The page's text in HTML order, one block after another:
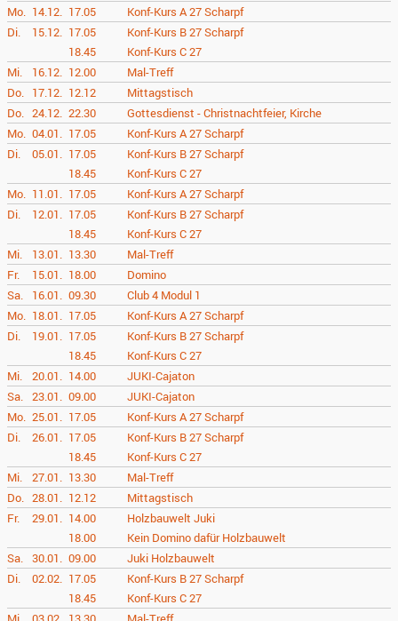
Mo. 14.12. 17.05
Konf-Kurs A 27 Scharpf
Di.
15.12. 17.05
Konf-Kurs B 27 Scharpf
18.45
Konf-Kurs C 27
Mi.
16.12. 12.00
Mal-Treff
Do. 17.12. 12.12
Mittagstisch
Do. 24.12. 22.30
Gottesdienst - Christnachtfeier, Kirche
Mo. 04.01. 17.05
Konf-Kurs A 27 Scharpf
Di.
05.01. 17.05
Konf-Kurs B 27 Scharpf
18.45
Konf-Kurs C 27
Mo. 11.01. 17.05
Konf-Kurs A 27 Scharpf
Di.
12.01. 17.05
Konf-Kurs B 27 Scharpf
18.45
Konf-Kurs C 27
Mi.
13.01. 13.30
Mal-Treff
Fr.
15.01. 18.00
Domino
Sa.
16.01. 09.30
Club 4 Modul 1
Mo. 18.01. 17.05
Konf-Kurs A 27 Scharpf
Di.
19.01. 17.05
Konf-Kurs B 27 Scharpf
18.45
Konf-Kurs C 27
Mi.
20.01. 14.00
JUKI-Cajaton
Sa. 23.01. 09.00
JUKI-Cajaton
Mo. 25.01. 17.05
Konf-Kurs A 27 Scharpf
Di.
26.01. 17.05
Konf-Kurs B 27 Scharpf
18.45
Konf-Kurs C 27
Mi.
27.01. 13.30
Mal-Treff
Do. 28.01. 12.12
Mittagstisch
Fr.
29.01. 14.00
Holzbauwelt Juki
18.00
Kein Domino dafür Holzbauwelt
Sa. 30.01. 09.00
Juki Holzbauwelt
Di.
02.02. 17.05
Konf-Kurs B 27 Scharpf
18.45
Konf-Kurs C 27